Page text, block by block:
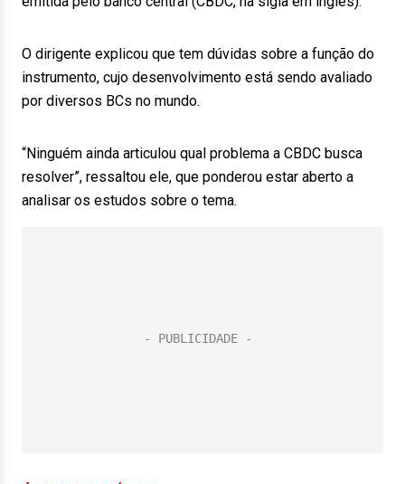
O dirigente explicou que tem dúvidas sobre a função do
instrumento, cujo desenvolvimento está sendo avaliado
por diversos BCs no mundo.
“Ninguém ainda articulou qual problema a CBDC busca
resolver”, ressaltou ele, que ponderou estar aberto a
analisar os estudos sobre o tema.